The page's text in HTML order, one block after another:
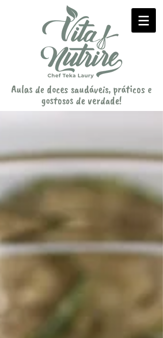
Aulas de doces saudáveis, práticos e
gostosos de verdade!